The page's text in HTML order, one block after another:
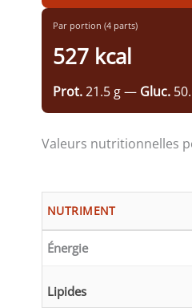
Par portion (4 parts)
527 kcal
Prot.21.5 g — Gluc.
Valeurs nutritionnelles
NUTRIMENT
Énergie
Lipides